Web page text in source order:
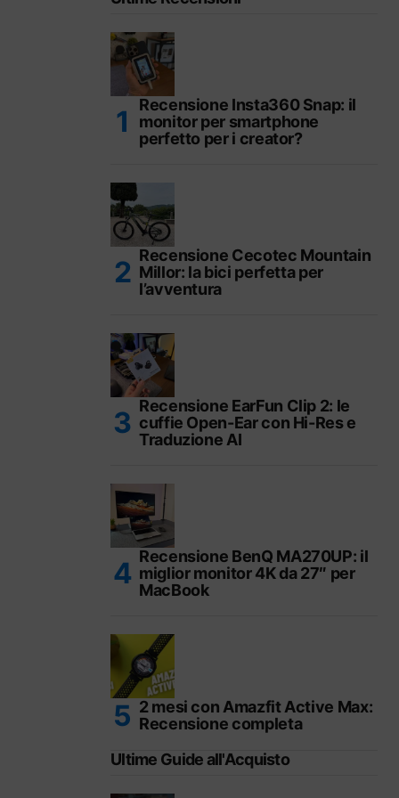
Recensione Insta360 Snap: il
monitor per smartphone
perfetto per i creator?
Recensione Cecotec Mountain
Millor: la bici perfetta per
l’avventura
Recensione EarFun Clip 2: le
cuffie Open-Ear con Hi-Res e
Traduzione AI
Recensione BenQ MA270UP: il
miglior monitor 4K da 27″ per
MacBook
2 mesi con Amazfit Active Max:
Recensione completa
Ultime Guide all'Acquisto